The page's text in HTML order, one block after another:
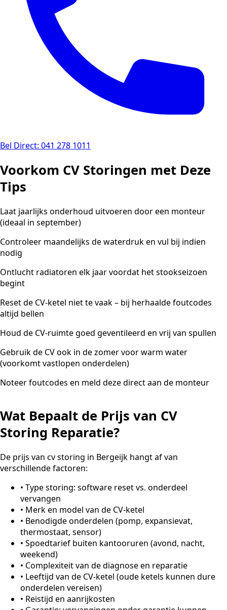
Bel Direct: 041 278 1011
Voorkom CV Storingen met Deze
Tips
Laat jaarlijks onderhoud uitvoeren door een monteur
(ideaal in september)
Controleer maandelijks de waterdruk en vul bij indien
nodig
Ontlucht radiatoren elk jaar voordat het stookseizoen
begint
Reset de CV-ketel niet te vaak – bij herhaalde foutcodes
altijd bellen
Houd de CV-ruimte goed geventileerd en vrij van spullen
Gebruik de CV ook in de zomer voor warm water
(voorkomt vastlopen onderdelen)
Noteer foutcodes en meld deze direct aan de monteur
Wat Bepaalt de Prijs van CV
Storing Reparatie?
De prijs van cv storing in Bergeijk hangt af van
verschillende factoren:
• Type storing: software reset vs. onderdeel
vervangen
• Merk en model van de CV-ketel
• Benodigde onderdelen (pomp, expansievat,
thermostaat, sensor)
• Spoedtarief buiten kantooruren (avond, nacht,
weekend)
• Complexiteit van de diagnose en reparatie
• Leeftijd van de CV-ketel (oude ketels kunnen dure
onderdelen vereisen)
• Reistijd en aanrijkosten